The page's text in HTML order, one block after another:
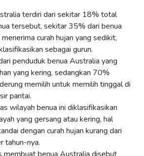
terdiri dari sekitar 18% total
tersebut, sekitar 35% dari benua
curah hujan yang sedikit,
sebagai gurun.
penduduk benua Australia yang
yang kering, sedangkan 70%
memilih untuk memilih tinggal di
pantai.
wilayah benua ini diklasifikasikan
yang gersang atau kering, hal
dengan curah hujan kurang dari
tahun-nya.